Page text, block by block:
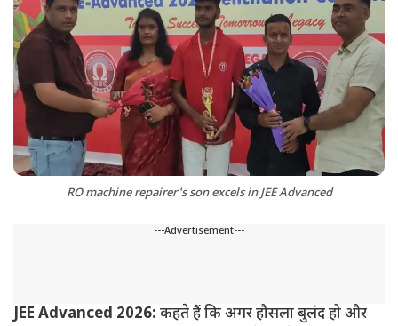
RO machine repairer's son excels in JEE Advanced
---Advertisement---
JEE Advanced 2026: कहते हैं कि अगर हौसला बुलंद हो और